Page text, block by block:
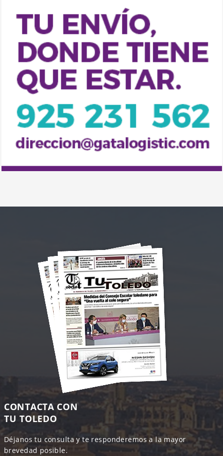
CONTACTA CON
TU TOLEDO
Déjanos tu consulta y te responderemos a la mayor
brevedad posible.